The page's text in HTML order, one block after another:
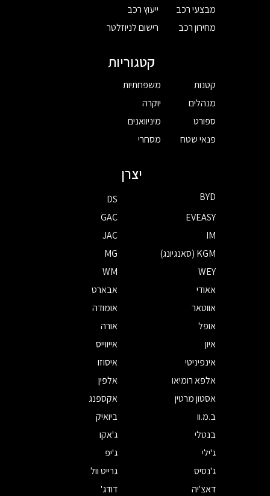
מבצעי רכב
מחירון רכב
ייעוץ רכב
רישום לניוזלטר
קטגוריות
קטנות
מנהלים
ספורט
פנאי שטח
משפחתיות
יוקרה
מיניוואנים
מסחרי
יצרן
BYD
DS
EVEASY
GAC
IM
JAC
KGM (סאנגיונג)
MG
WEY
WM
אאודי
אבארט
אווטאר
אומודה
אופל
אורה
איון
אייווייס
אינפיניטי
איסוזו
אלפא רומיאו
אלפין
אסטון מרטין
אקספנג
ב.מ.וו
ביואיק
בנטלי
ג'אקו
ג'ילי
ג'יפ
ג'נסיס
גרייט וול
דאצ'יה
דודג'